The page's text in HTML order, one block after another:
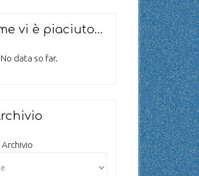
vi è piaciuto…
No data so far.
Archivio